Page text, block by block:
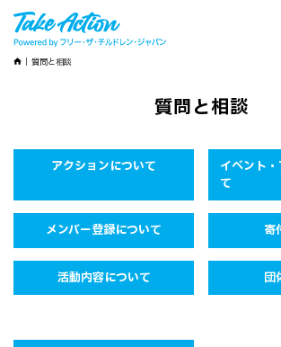
質問と相談
質問と相談
アクションについて
イベント
て
メンバー登録について 寄
活動内容について 団